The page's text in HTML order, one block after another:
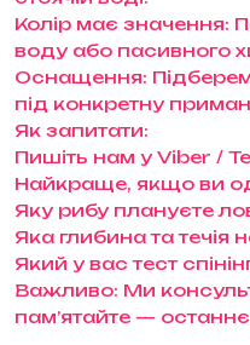
Колір має значення:
воду або пасивного
Оснащення:
під конкретну
Як запитати:
Пишіть нам у Viber /
Найкраще, якщо ви
Яку рибу плануєте
Яка глибина та течія
Який у вас тест
Важливо: Ми
пам’ятайте —